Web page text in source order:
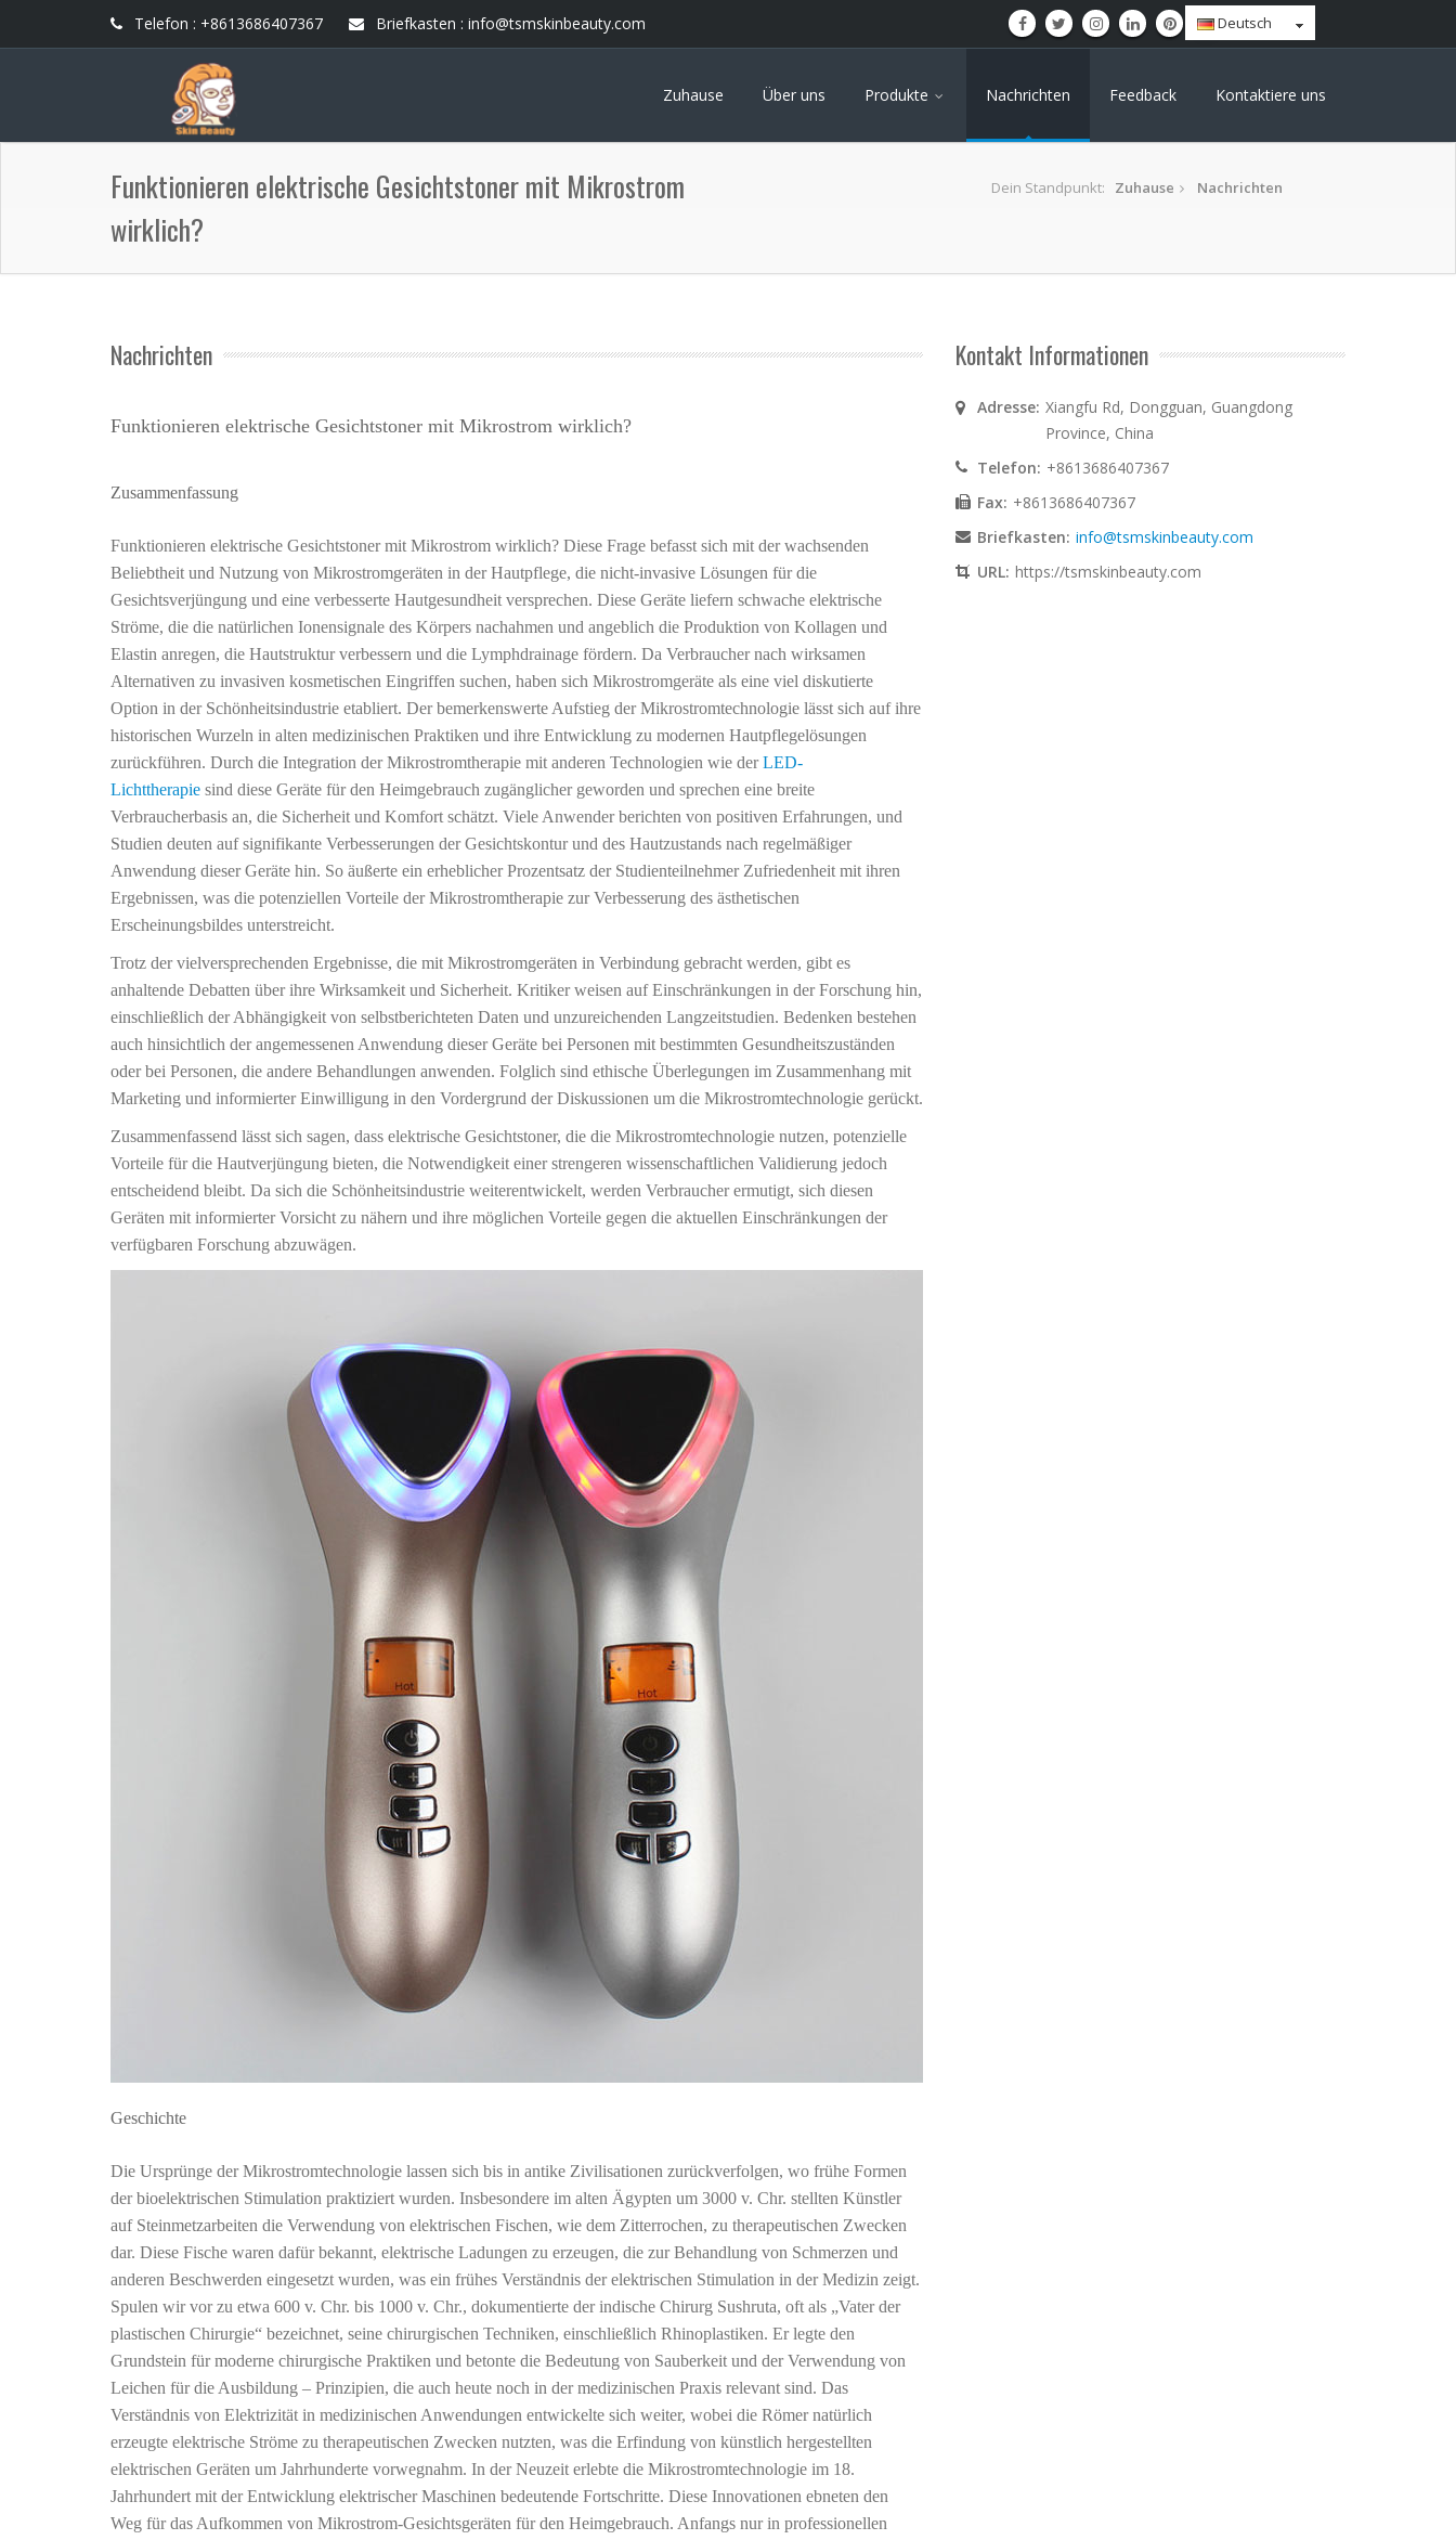
Telefon : +8613686407367 Briefkasten : info@tsmskinbeauty.com Deutsch
Zuhause Über uns Produkte Nachrichten Feedback Kontaktiere uns
Funktionieren elektrische Gesichtstoner mit Mikrostrom
wirklich?
Dein Standpunkt: Zuhause Nachrichten
Nachrichten
Funktionieren elektrische Gesichtstoner mit Mikrostrom wirklich?
Zusammenfassung
Funktionieren elektrische Gesichtstoner mit Mikrostrom wirklich? Diese Frage befasst sich mit der wachsenden
Beliebtheit und Nutzung von Mikrostromgeräten in der Hautpflege, die nicht-invasive Lösungen für die
Gesichtsverjüngung und eine verbesserte Hautgesundheit versprechen. Diese Geräte liefern schwache elektrische
Ströme, die die natürlichen Ionensignale des Körpers nachahmen und angeblich die Produktion von Kollagen und
Elastin anregen, die Hautstruktur verbessern und die Lymphdrainage fördern. Da Verbraucher nach wirksamen
Alternativen zu invasiven kosmetischen Eingriffen suchen, haben sich Mikrostromgeräte als eine viel diskutierte
Option in der Schönheitsindustrie etabliert. Der bemerkenswerte Aufstieg der Mikrostromtechnologie lässt sich auf ihre
historischen Wurzeln in alten medizinischen Praktiken und ihre Entwicklung zu modernen Hautpflegelösungen
zurückführen. Durch die Integration der Mikrostromtherapie mit anderen Technologien wie derLED-
Lichttherapie sind diese Geräte für den Heimgebrauch zugänglicher geworden und sprechen eine breite
Verbraucherbasis an, die Sicherheit und Komfort schätzt. Viele Anwender berichten von positiven Erfahrungen, und
Studien deuten auf signifikante Verbesserungen der Gesichtskontur und des Hautzustands nach regelmäßiger
Anwendung dieser Geräte hin. So äußerte ein erheblicher Prozentsatz der Studienteilnehmer Zufriedenheit mit ihren
Ergebnissen, was die potenziellen Vorteile der Mikrostromtherapie zur Verbesserung des ästhetischen
Erscheinungsbildes unterstreicht.
Trotz der vielversprechenden Ergebnisse, die mit Mikrostromgeräten in Verbindung gebracht werden, gibt es
anhaltende Debatten über ihre Wirksamkeit und Sicherheit. Kritiker weisen auf Einschränkungen in der Forschung hin,
einschließlich der Abhängigkeit von selbstberichteten Daten und unzureichenden Langzeitstudien. Bedenken bestehen
auch hinsichtlich der angemessenen Anwendung dieser Geräte bei Personen mit bestimmten Gesundheitszuständen
oder bei Personen, die andere Behandlungen anwenden. Folglich sind ethische Überlegungen im Zusammenhang mit
Marketing und informierter Einwilligung in den Vordergrund der Diskussionen um die Mikrostromtechnologie gerückt.
Zusammenfassend lässt sich sagen, dass elektrische Gesichtstoner, die die Mikrostromtechnologie nutzen, potenzielle
Vorteile für die Hautverjüngung bieten, die Notwendigkeit einer strengeren wissenschaftlichen Validierung jedoch
entscheidend bleibt. Da sich die Schönheitsindustrie weiterentwickelt, werden Verbraucher ermutigt, sich diesen
Geräten mit informierter Vorsicht zu nähern und ihre möglichen Vorteile gegen die aktuellen Einschränkungen der
verfügbaren Forschung abzuwägen.
Geschichte
Die Ursprünge der Mikrostromtechnologie lassen sich bis in antike Zivilisationen zurückverfolgen, wo frühe Formen
der bioelektrischen Stimulation praktiziert wurden. Insbesondere im alten Ägypten um 3000 v. Chr. stellten Künstler
auf Steinmetzarbeiten die Verwendung von elektrischen Fischen, wie dem Zitterrochen, zu therapeutischen Zwecken
dar. Diese Fische waren dafür bekannt, elektrische Ladungen zu erzeugen, die zur Behandlung von Schmerzen und
anderen Beschwerden eingesetzt wurden, was ein frühes Verständnis der elektrischen Stimulation in der Medizin zeigt.
Spulen wir vor zu etwa 600 v. Chr. bis 1000 v. Chr., dokumentierte der indische Chirurg Sushruta, oft als „Vater der
plastischen Chirurgie“ bezeichnet, seine chirurgischen Techniken, einschließlich Rhinoplastiken. Er legte den
Grundstein für moderne chirurgische Praktiken und betonte die Bedeutung von Sauberkeit und der Verwendung von
Leichen für die Ausbildung – Prinzipien, die auch heute noch in der medizinischen Praxis relevant sind. Das
Verständnis von Elektrizität in medizinischen Anwendungen entwickelte sich weiter, wobei die Römer natürlich
erzeugte elektrische Ströme zu therapeutischen Zwecken nutzten, was die Erfindung von künstlich hergestellten
elektrischen Geräten um Jahrhunderte vorwegnahm. In der Neuzeit erlebte die Mikrostromtechnologie im 18.
Jahrhundert mit der Entwicklung elektrischer Maschinen bedeutende Fortschritte. Diese Innovationen ebneten den
Weg für das Aufkommen von Mikrostrom-Gesichtsgeräten für den Heimgebrauch. Anfangs nur in professionellen
Kontakt Informationen
Adresse: Xiangfu Rd, Dongguan, Guangdong
Province, China
Telefon: +8613686407367
Fax: +8613686407367
Briefkasten: info@tsmskinbeauty.com
URL: https://tsmskinbeauty.com